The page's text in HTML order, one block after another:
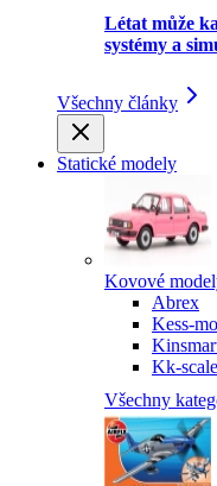
Létat může
systémy a
Všechny články
Statické modely
Kovové
Abrex
Kess-
Kk-scale
Všechny